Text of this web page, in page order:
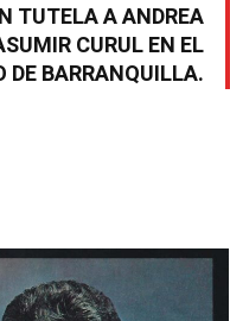
TUTELA A ANDREA
CURUL EN EL
DE BARRANQUILLA.